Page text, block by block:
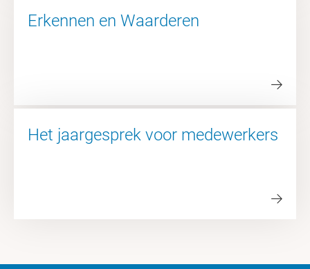
Erkennen en Waarderen
Het jaargesprek voor medewerkers